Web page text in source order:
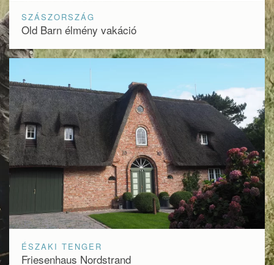
SZÁSZORSZÁG
Old Barn élmény vakáció
ÉSZAKI TENGER
Friesenhaus Nordstrand